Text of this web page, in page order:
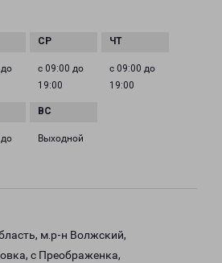
с 09:00 до
19:00
с 09:00 до
19:00
Выходной
м.р-н Волжский,
с Преображенка,